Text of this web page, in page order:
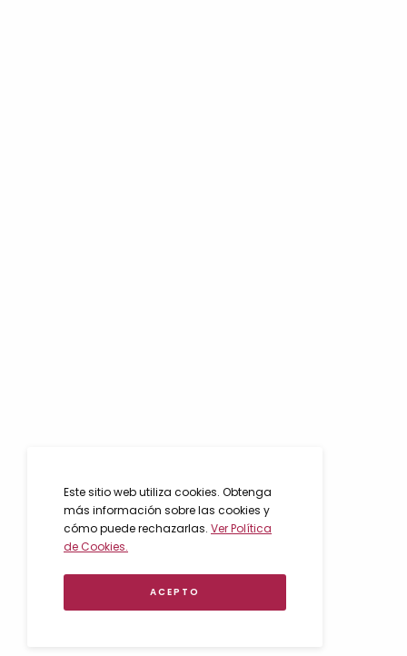
Este sitio web utiliza cookies. Obtenga
más información sobre las cookies y
cómo puede rechazarlas. Ver Política
de Cookies.
ACEPTO